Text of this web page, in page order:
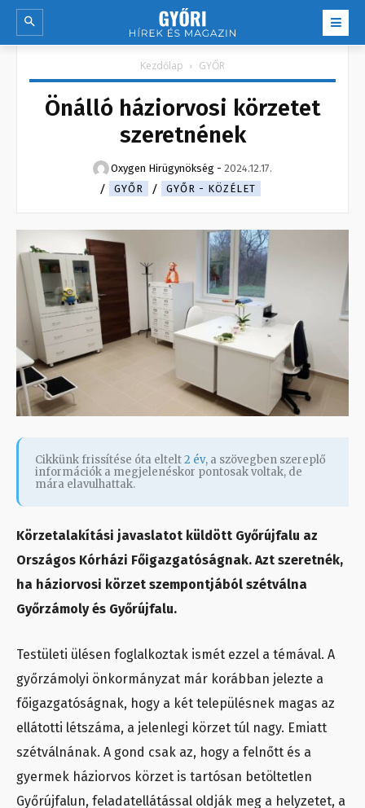
Kezdőlap GYŐR
Önálló háziorvosi körzetet
szeretnének
Oxygen Hirügynökség - 2024.12.17.
GYŐR
GYŐR - KÖZÉLET
Cikkünk frissítése óta eltelt2 év, a szövegben szereplő
információk a megjelenéskor pontosak voltak, de
mára elavulhattak.
Körzetalakítási javaslatot küldött Győrújfalu az
Országos Kórházi Főigazgatóságnak. Azt szeretnék,
ha háziorvosi körzet szempontjából szétválna
Győrzámoly és Győrújfalu.
Testületi ülésen foglalkoztak ismét ezzel a témával. A
győrzámolyi önkormányzat már korábban jelezte a
főigazgatóságnak, hogy a két településnek magas az
ellátotti létszáma, a jelenlegi körzet túl nagy. Emiatt
szétválnának. A gond csak az, hogy a felnőtt és a
gyermek háziorvos körzet is tartósan betöltetlen
Győrújfalun, feladatellátással oldják meg a helyzetet, a